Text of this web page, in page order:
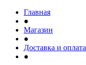
Главная
●
Магазин
●
Доставка и оплата
●